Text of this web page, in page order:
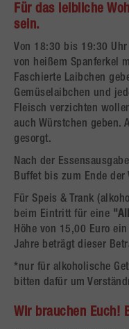
Für das leibliche
sein.
Von 18:30 bis 19:30
von heißem Spanferkel
Faschierte Laibchen
Gemüselaibchen und
Fleisch verzichten
auch Würstchen geben.
gesorgt.
Nach der
Buffet bis zum Ende der
Für Speis & Trank
beim Eintritt für eine
Höhe von 15,00 Euro
Jahre beträgt dieser
*nur für alkoholische
bitten dafür um
Wir brauchen Euch!